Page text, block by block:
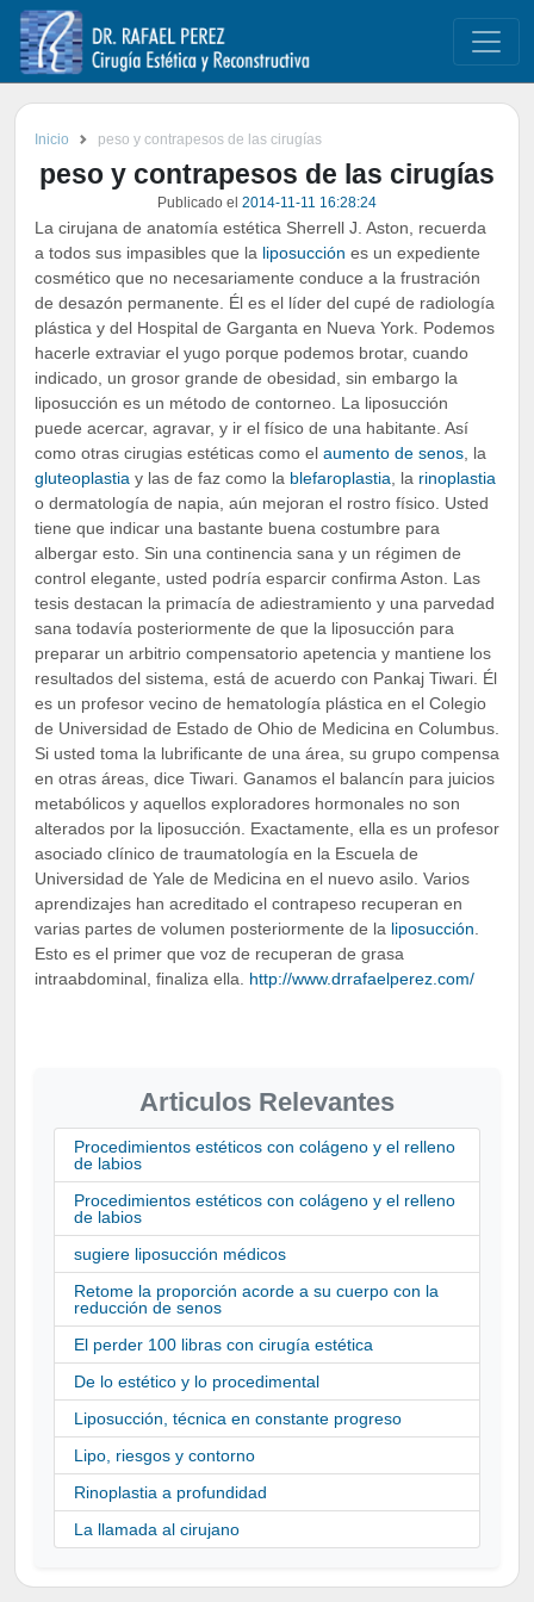
Inicio peso y contrapesos de las cirugías
peso y contrapesos de las cirugías
Publicado el 2014-11-11 16:28:24
La cirujana de anatomía estética Sherrell J. Aston, recuerda
a todos sus impasibles que la liposucción es un expediente
cosmético que no necesariamente conduce a la frustración
de desazón permanente. Él es el líder del cupé de radiología
plástica y del Hospital de Garganta en Nueva York. Podemos
hacerle extraviar el yugo porque podemos brotar, cuando
indicado, un grosor grande de obesidad, sin embargo la
liposucción es un método de contorneo. La liposucción
puede acercar, agravar, y ir el físico de una habitante. Así
como otras cirugias estéticas como el aumento de senos , la
gluteoplastia y las de faz como la blefaroplastia , la rinoplastia
o dermatología de napia, aún mejoran el rostro físico. Usted
tiene que indicar una bastante buena costumbre para
albergar esto. Sin una continencia sana y un régimen de
control elegante, usted podría esparcir confirma Aston. Las
tesis destacan la primacía de adiestramiento y una parvedad
sana todavía posteriormente de que la liposucción para
preparar un arbitrio compensatorio apetencia y mantiene los
resultados del sistema, está de acuerdo con Pankaj Tiwari. Él
es un profesor vecino de hematología plástica en el Colegio
de Universidad de Estado de Ohio de Medicina en Columbus.
Si usted toma la lubrificante de una área, su grupo compensa
en otras áreas, dice Tiwari. Ganamos el balancín para juicios
metabólicos y aquellos exploradores hormonales no son
alterados por la liposucción. Exactamente, ella es un profesor
asociado clínico de traumatología en la Escuela de
Universidad de Yale de Medicina en el nuevo asilo. Varios
aprendizajes han acreditado el contrapeso recuperan en
varias partes de volumen posteriormente de la liposucción
Esto es el primer que voz de recuperan de grasa
intraabdominal, finaliza ella. http://www.drrafaelperez.com/
Articulos Relevantes
Procedimientos estéticos con colágeno y el relleno
de labios
Procedimientos estéticos con colágeno y el relleno
de labios
sugiere liposucción médicos
Retome la proporción acorde a su cuerpo con la
reducción de senos
El perder 100 libras con cirugía estética
De lo estético y lo procedimental
Liposucción, técnica en constante progreso
Lipo, riesgos y contorno
Rinoplastia a profundidad
La llamada al cirujano